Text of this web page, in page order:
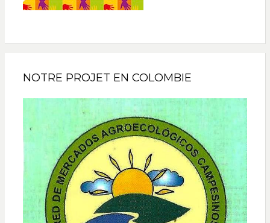
NOTRE PROJET EN COLOMBIE